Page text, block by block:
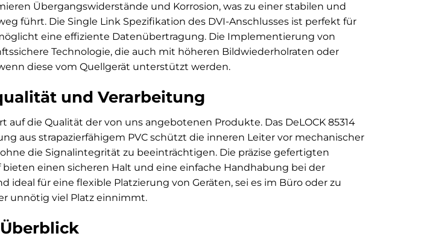
Übergangswiderstände und Korrosion, was zu einer stabilen und
führt. Die Single Link Spezifikation des DVI-Anschlusses ist perfekt für
eine effiziente Datenübertragung. Die Implementierung von
Technologie, die auch mit höheren Bildwiederholraten oder
diese vom Quellgerät unterstützt werden.
und Verarbeitung
die Qualität der von uns angebotenen Produkte. Das DeLOCK 85314
aus strapazierfähigem PVC schützt die inneren Leiter vor mechanischer
die Signalintegrität zu beeinträchtigen. Die präzise gefertigten
einen sicheren Halt und eine einfache Handhabung bei der
ideal für eine flexible Platzierung von Geräten, sei es im Büro oder zu
unnötig viel Platz einnimmt.